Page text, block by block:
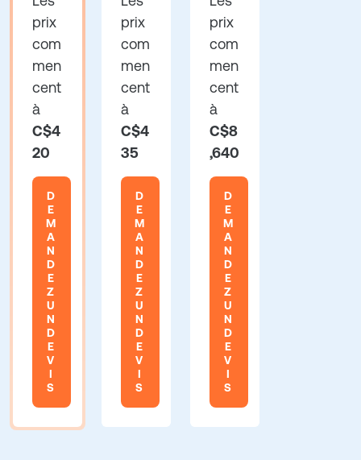
prix
com
men
cent
à
C$4
20
D
E
M
A
N
D
E
Z
U
N
D
E
V
I
S
prix
com
men
cent
à
C$4
35
D
E
M
A
N
D
E
Z
U
N
D
E
V
I
S
prix
com
men
cent
à
C$8
,640
D
E
M
A
N
D
E
Z
U
N
D
E
V
I
S